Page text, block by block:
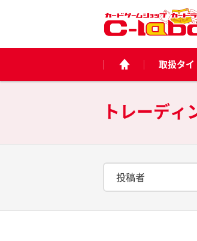
取扱タ
トレーディ
投稿者